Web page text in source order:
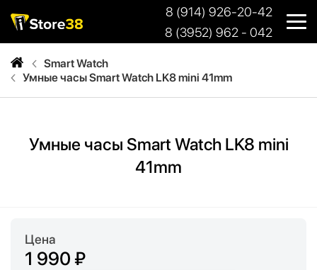
8 (914) 926-20-42
8 (3952) 962 - 042
Smart Watch
Умные часы Smart Watch LK8 mini 41mm
Умные часы Smart Watch LK8 mini
41mm
Цена
1 990 ₽